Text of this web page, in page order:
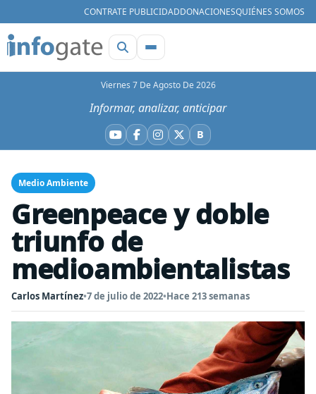
CONTRATE PUBLICIDADDONACIONESQUIÉNES SOMOS
Viernes 7 De Agosto De 2026
Informar, analizar, anticipar
YouTube
Facebook
Instagram
X BBluesky
Medio Ambiente
Greenpeace y doble
triunfo de
medioambientalistas
Carlos Martínez•7 de julio de 2022•Hace 213 semanas